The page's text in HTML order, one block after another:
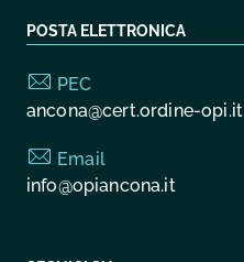
POSTA ELETTRONICA
PEC
ancona@cert.ordine-opi.it
Email
info@opiancona.it